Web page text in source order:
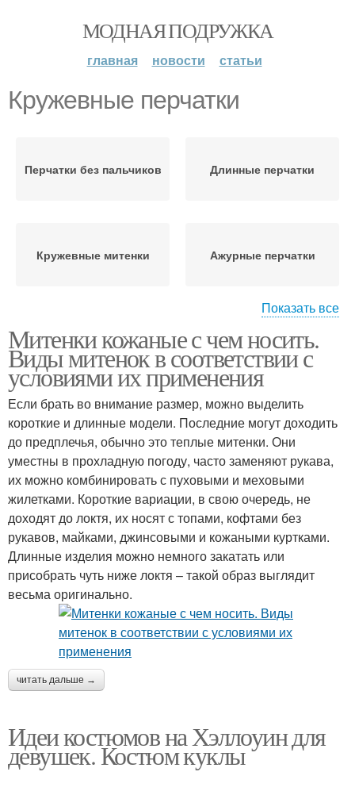
МОДНАЯ ПОДРУЖКА
главная новости статьи
Кружевные перчатки
Перчатки без пальчиков Длинные перчатки
Кружевные митенки Ажурные перчатки
ромбами
Перчатки с чем
Показать все
Митенки кожаные с чем носить.
Виды митенок в соответствии с
условиями их применения
Если брать во внимание размер, можно выделить
короткие и длинные модели. Последние могут доходить
до предплечья, обычно это теплые митенки. Они
уместны в прохладную погоду, часто заменяют рукава,
их можно комбинировать с пуховыми и меховыми
жилетками. Короткие вариации, в свою очередь, не
доходят до локтя, их носят с топами, кофтами без
рукавов, майками, джинсовыми и кожаными куртками.
Длинные изделия можно немного закатать или
присобрать чуть ниже локтя – такой образ выглядит
весьма оригинально.
читать дальше →
Идеи костюмов на Хэллоуин для
девушек. Костюм куклы